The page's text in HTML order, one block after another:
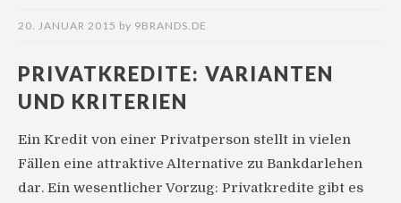
20. JANUAR 2015 by 9BRANDS.DE
PRIVATKREDITE: VARIANTEN
UND KRITERIEN
Ein Kredit von einer Privatperson stellt in vielen
Fällen eine attraktive Alternative zu Bankdarlehen
dar. Ein wesentlicher Vorzug: Privatkredite gibt es